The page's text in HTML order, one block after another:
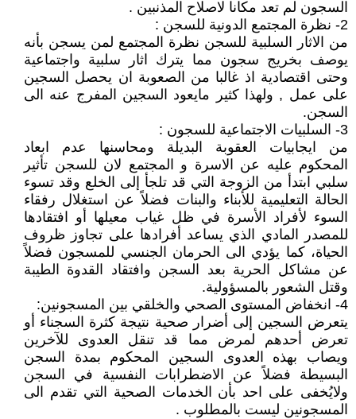
السجون لم تعد مكانا لاصلاح المذنبين .
2- نظرة المجتمع الدونية للسجن :
من الاثار السلبية للسجن نظرة المجتمع لمن يسجن بأنه
يوصف بخريج سجون مما يترك اثار سلبية واجتماعية
وحتى اقتصادية اذ غالبا من الصعوبة ان يحصل السجين
على عمل , ولهذا كثير مايعود السجين المفرج عنه الى
السجن.
3- السلبيات الاجتماعية للسجون :
من ايجابيات العقوبة البديلة ومحاسنها عدم ابعاد
المحكوم عليه عن الاسرة و المجتمع لان للسجن تأثير
سلبي ابتدأ من الزوجة التي قد تلجأ إلى الخلع وقد تسوء
الحالة التعليمية للأبناء والبنات فضلاً عن استغلال رفقاء
السوء لأفراد الأسرة في ظل غياب معيلها أو افتقادها
للمصدر المادي الذي يساعد أفرادها على تجاوز ظروف
الحياة، كما يؤدي الى الحرمان الجنسي للمسجون فضلاً
عن مشاكل الحرية بعد السجن وافتقاد القدوة الطيبة
وقتل الشعور بالمسؤولية.
4- انخفاض المستوى الصحي والخلقي بين المسجونين:
يتعرض السجين إلى أضرار صحية نتيجة كثرة السجناء أو
تعرض أحدهم لمرض مما قد تنقل العدوى للآخرين
ويصاب بهذه العدوى السجين المحكوم بمدة السجن
البسيطة فضلاً عن الاضطرابات النفسية في السجن
ولايُخفى على احد بأن الخدمات الصحية التي تقدم الى
المسجونين ليست بالمطلوب .